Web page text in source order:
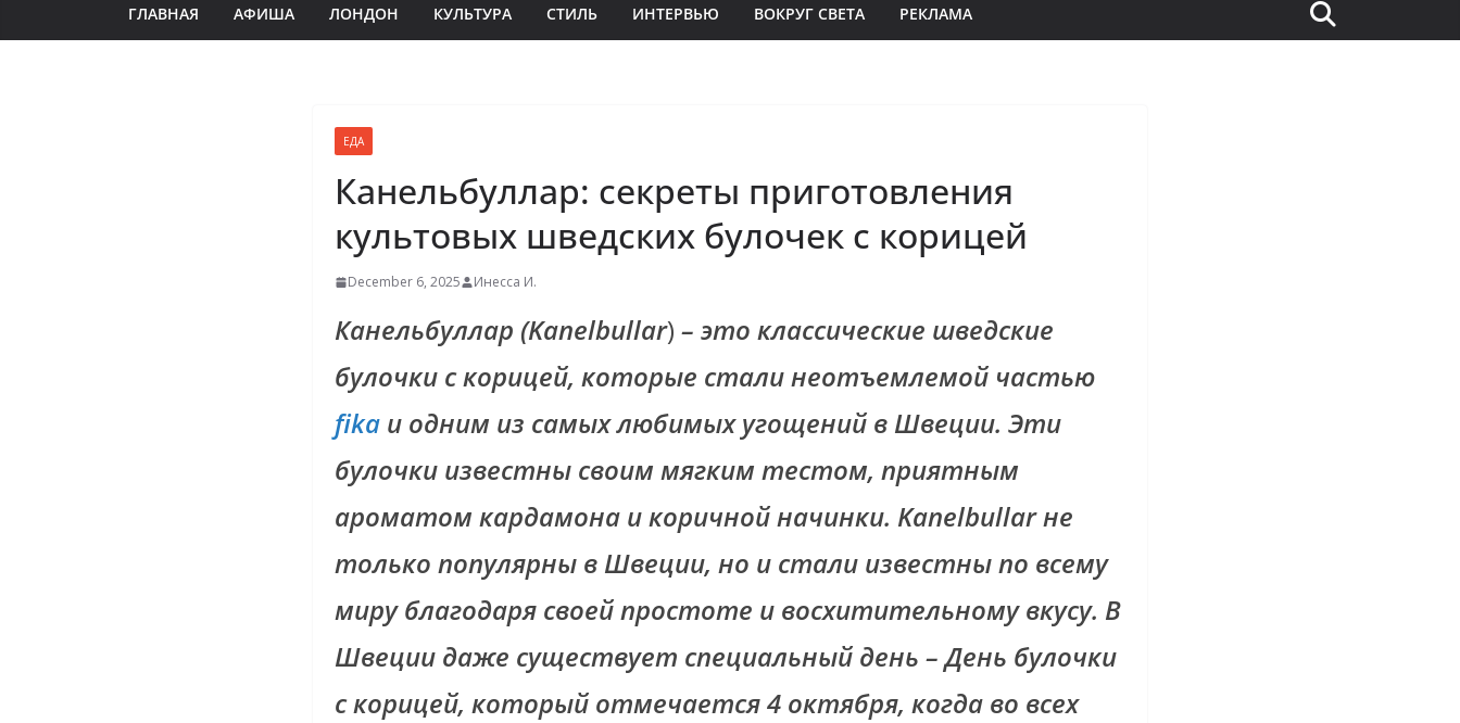
ГЛАВНАЯ АФИША ЛОНДОН КУЛЬТУРА СТИЛЬ ИНТЕРВЬЮ ВОКРУГ СВЕТА РЕКЛАМА
ЕДА
Канельбуллар: секреты приготовления
культовых шведских булочек с корицей
December 6, 2025 Инесса И.
Канельбуллар (Kanelbullar) – это классические шведские
булочки с корицей, которые стали неотъемлемой частью
fika и одним из самых любимых угощений в Швеции. Эти
булочки известны своим мягким тестом, приятным
ароматом кардамона и коричной начинки. Kanelbullar не
только популярны в Швеции, но и стали известны по всему
миру благодаря своей простоте и восхитительному вкусу. В
Швеции даже существует специальный день – День булочки
с корицей, который отмечается 4 октября, когда во всех